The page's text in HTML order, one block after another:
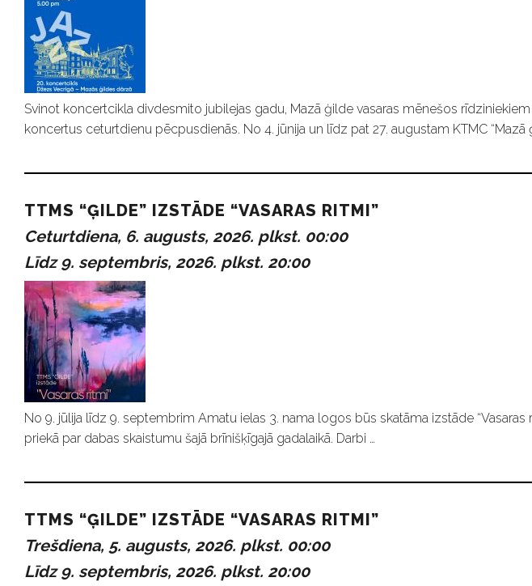
Svinot koncertcikla divdesmito jubilejas gadu, Mazā ģilde vasaras mēnešos
koncertus ceturtdienu pēcpusdienās. No 4. jūnija un līdz pat 27. augustam KTMC “Mazā
TTMS “ĢILDE” IZSTĀDE “VASARAS RITMI”
Ceturtdiena, 6. augusts, 2026. plkst. 00:00
Līdz 9. septembris, 2026. plkst. 20:00
No 9. jūlija līdz 9. septembrim Amatu ielas 3. nama logos būs skatāma izstāde “Vasaras
priekā par dabas skaistumu šajā brīnišķīgajā gadalaikā. Darbi …
TTMS “ĢILDE” IZSTĀDE “VASARAS RITMI”
Trešdiena, 5. augusts, 2026. plkst. 00:00
Līdz 9. septembris, 2026. plkst. 20:00